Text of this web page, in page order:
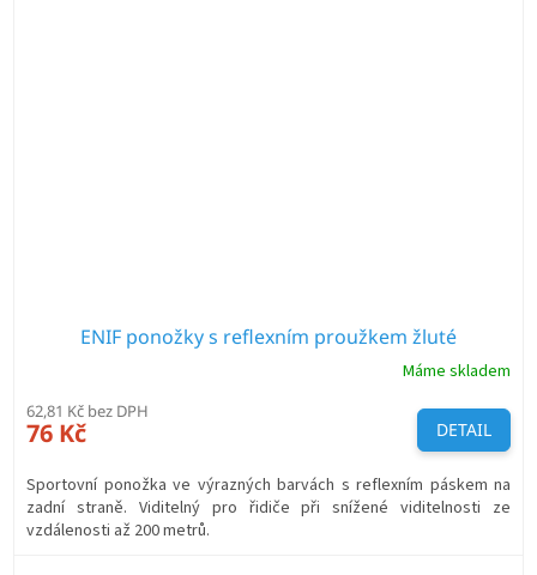
ENIF ponožky s reflexním proužkem žluté
Máme skladem
62,81 Kč bez DPH
76 Kč DETAIL
Sportovní ponožka ve výrazných barvách s reflexním páskem na
zadní straně. Viditelný pro řidiče při snížené viditelnosti ze
vzdálenosti až 200 metrů.